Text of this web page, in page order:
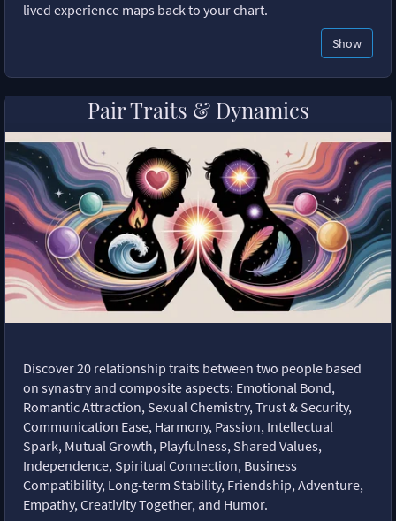
lived experience maps back to your chart.
Show
Pair Traits & Dynamics
Discover 20 relationship traits between two people based
on synastry and composite aspects: Emotional Bond,
Romantic Attraction, Sexual Chemistry, Trust & Security,
Communication Ease, Harmony, Passion, Intellectual
Spark, Mutual Growth, Playfulness, Shared Values,
Independence, Spiritual Connection, Business
Compatibility, Long-term Stability, Friendship, Adventure,
Empathy, Creativity Together, and Humor.